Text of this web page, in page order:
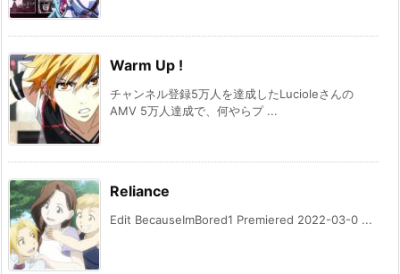
Warm Up !
チャンネル登録5万人を達成したLucioleさんの
AMV 5万人達成で、何やらプ ...
Reliance
Edit BecauseImBored1 Premiered 2022-03-0 ...